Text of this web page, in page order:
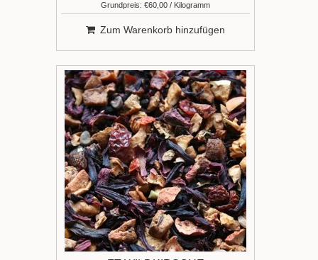
Grundpreis: €60,00 / Kilogramm
Zum Warenkorb hinzufügen